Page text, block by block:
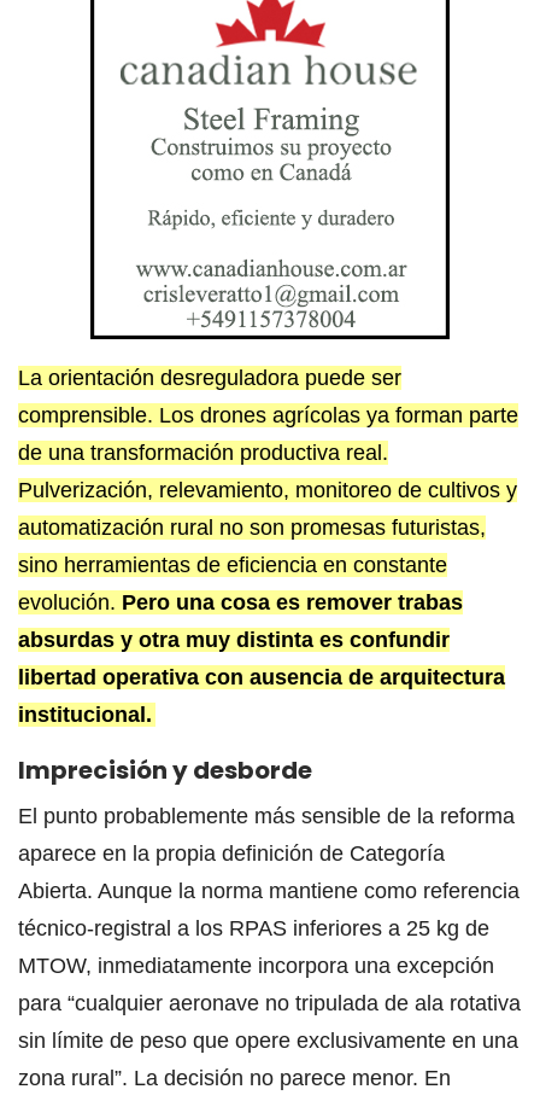
La orientación desreguladora puede ser
comprensible. Los drones agrícolas ya forman parte
de una transformación productiva real.
Pulverización, relevamiento, monitoreo de cultivos y
automatización rural no son promesas futuristas,
sino herramientas de eficiencia en constante
evolución. Pero una cosa es remover trabas
absurdas y otra muy distinta es confundir
libertad operativa con ausencia de arquitectura
institucional.
Imprecisión y desborde
El punto probablemente más sensible de la reforma
aparece en la propia definición de Categoría
Abierta. Aunque la norma mantiene como referencia
técnico-registral a los RPAS inferiores a 25 kg de
MTOW, inmediatamente incorpora una excepción
para “cualquier aeronave no tripulada de ala rotativa
sin límite de peso que opere exclusivamente en una
zona rural”. La decisión no parece menor. En